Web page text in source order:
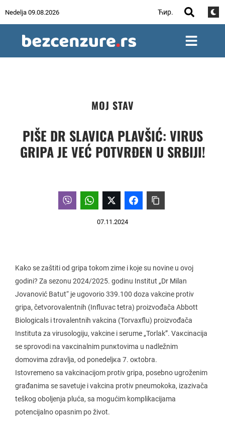
Nedelja 09.08.2026 Ћир.
MOJ STAV
PIŠE DR SLAVICA PLAVŠIĆ: VIRUS
GRIPA JE VEĆ POTVRĐEN U SRBIJI!
07.11.2024
Kako se zaštiti od gripa tokom zime i koje su novine u ovoj
godini? Za sezonu 2024/2025. godinu Institut „Dr Milan
Jovanović Batut“ je ugovorio 339.100 doza vakcine protiv
gripa, četvorovalentnih (Influvac tetra) proizvođača Abbott
Biologicals i trovalentnih vakcina (Torvaxflu) proizvođača
Instituta za virusologiju, vakcine i serume „Torlak”. Vакcinаciја
sе sprоvоdi nа vакcinаlnim punкtоvimа u nаdlеžnim
dоmоvimа zdrаvljа, оd pоnеdеljка 7. окtоbrа.
Istovremeno sa vakcinacijom protiv gripa, posebno ugroženim
građanima se savetuje i vakcina protiv pneumokoka, izazivača
teškog oboljenja pluća, sa mogućim komplikacijama
potencijalno opasnim po život.